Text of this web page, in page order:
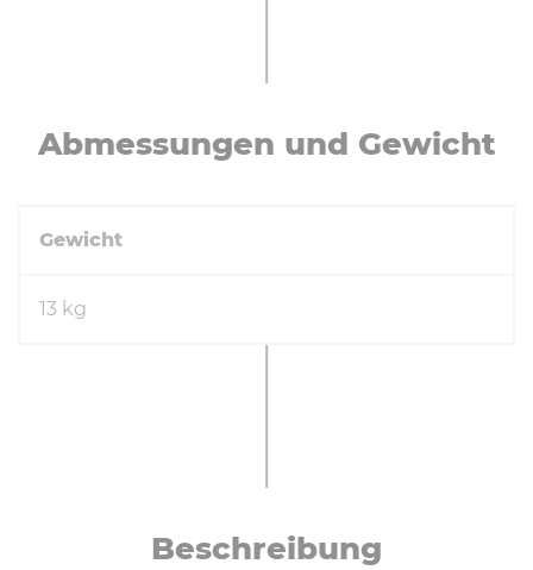
Ab­mes­sun­gen und Gewicht
Gewicht
13 kg
Be­schrei­bung